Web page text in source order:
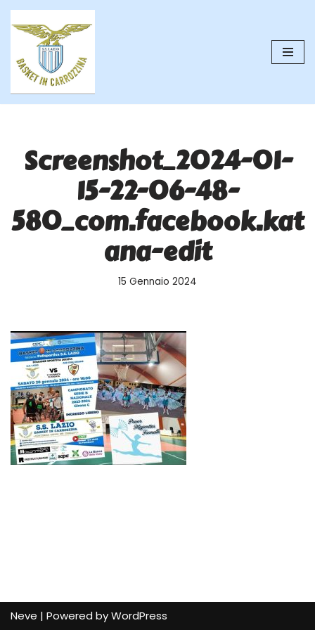
contenuto
Screenshot_2024-01-
15-22-06-48-
580_com.facebook.kat
ana-edit
15 Gennaio 2024
Neve | Powered byWordPress